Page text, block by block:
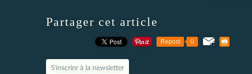
Partager cet article
Repost 0
S'inscrire à la newsletter